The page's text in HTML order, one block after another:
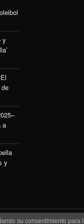
y
a
y
su consentimiento